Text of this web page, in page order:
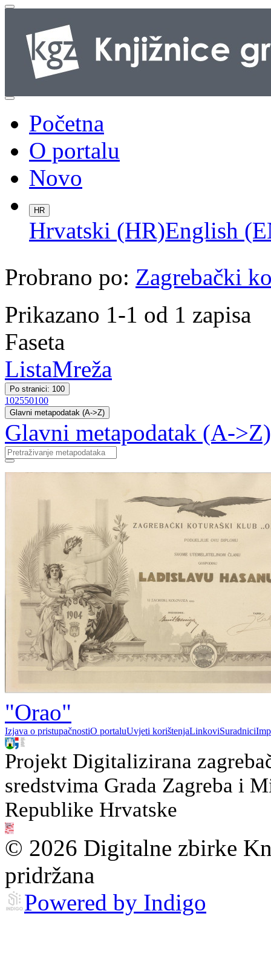
Početna
O portalu
Novo
HR
Hrvatski (HR)English
Probrano po: Zagrebački
Prikazano 1-1 od 1 zapisa
Faseta
ListaMreža
Po stranici: 100
102550100
Glavni metapodatak (A->Z)
Glavni metapodatak (A->Z)
"Orao"
Izjava o pristupačnostiO portaluUvjeti korištenjaLinkoviSuradnici
Projekt Digitalizirana
sredstvima Grada Zagreba i
Republike Hrvatske
© 2026 Digitalne zbirke
pridržana
Powered by Indigo